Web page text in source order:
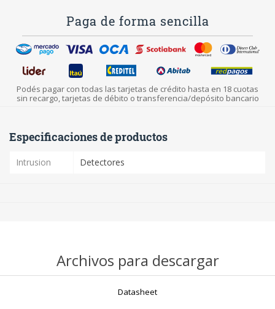
Paga de forma sencilla
Podés pagar con todas las tarjetas de crédito hasta en 18 cuotas
sin recargo, tarjetas de débito o transferencia/depósito bancario
Especificaciones de productos
Intrusion Detectores
Archivos para descargar
Datasheet